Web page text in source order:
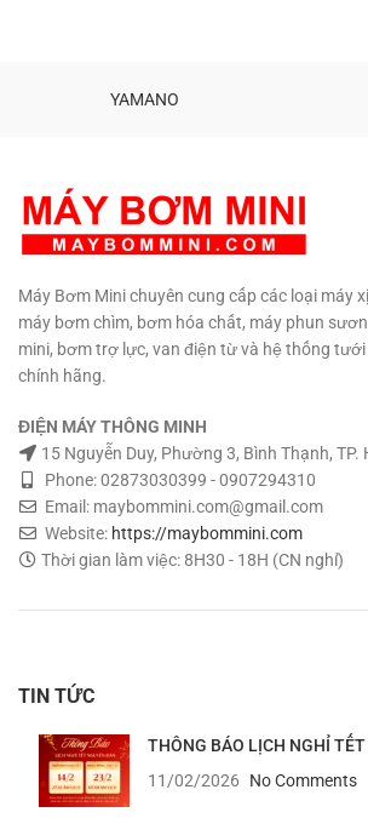
YAMANO
Máy Bơm Mini chuyên cung cấp các loại máy
máy bơm chìm, bơm hóa chất, máy phun
mini, bơm trợ lực, van điện từ và hệ thống
chính hãng.
ĐIỆN MÁY THÔNG MINH
15 Nguyễn Duy, Phường 3, Bình Thạnh, TP.
Phone: 02873030399 - 0907294310
Email: maybommini.com@gmail.com
Website: https://maybommini.com
Thời gian làm việc: 8H30 - 18H (CN nghỉ)
TIN TỨC
THÔNG BÁO LỊCH NGHỈ
11/02/2026
No Comments